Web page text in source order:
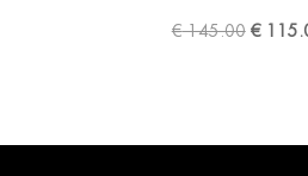
€145.00 Original
€